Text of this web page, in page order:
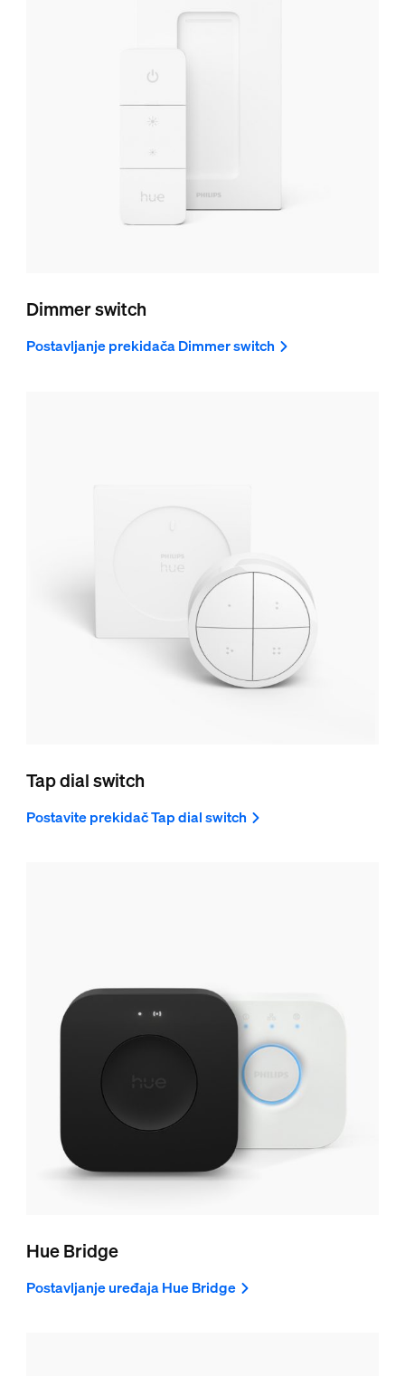
Dimmer switch
Postavljanje prekidača Dimmer switch
Tap dial switch
Postavite prekidač Tap dial switch
Hue Bridge
Postavljanje uređaja Hue Bridge